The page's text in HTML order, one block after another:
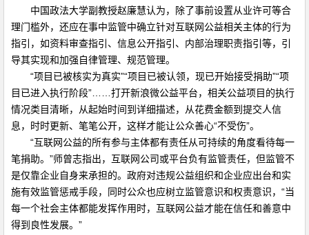
中国政法大学副教授赵廉慧认为，除了事前设置从业许可等合
理门槛外，还应在事中监管中确立针对互联网公益相关主体的行为
指引，如资料审查指引、信息公开指引、内部治理职责指引等，引
导其实现和加强自律管理、规范管理。
“项目已被核实为真实”“项目已被认领，现已开始接受捐助”“项
目已进入执行阶段”……打开新浪微公益平台，相关公益项目的执行
情况类目清晰，从起始时间到详细描述，从花费金额到提交人信
息，时时更新、笔笔公开，这样才能让公众善心“不受伤”。
“互联网公益的所有参与主体都有责任从可持续的角度看待每一
笔捐助。”师曾志指出，互联网公司或平台负有监管责任，但监管不
是仅靠企业自身来承担的。政府对违规公益组织和企业应出台和实
施有效监管惩戒手段，同时公众也应树立监管意识和权责意识，“当
每一个社会主体都能发挥作用时，互联网公益才能在信任和善意中
得到良性发展。”